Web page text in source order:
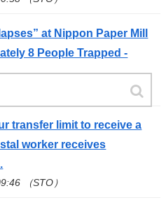
at Nippon Paper Mill
8 People Trapped -
（STO）
transfer limit to receive a
worker receives
（STO）